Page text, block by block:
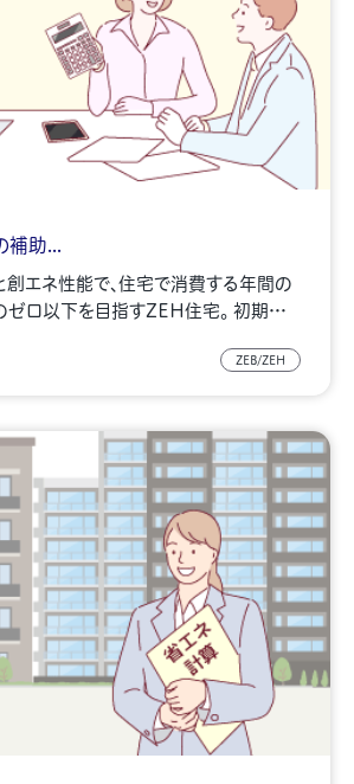
補助...
エネ性能で、住宅で消費する年間の
ゼロ以下を目指すZEH住宅。 初期…
ZEB/ZEH